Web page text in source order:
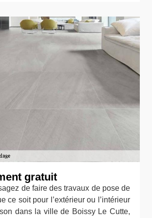
gratuit
de faire des travaux de pose de
ce soit pour l’extérieur ou l’intérieur
dans la ville de Boissy Le Cutte,